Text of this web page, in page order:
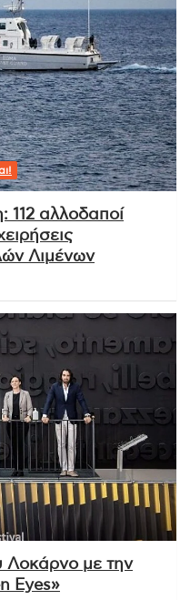
112 αλλοδαποί
Λιμένων
Λοκάρνο με την
Eyes»